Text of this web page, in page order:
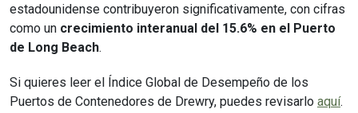
estadounidense contribuyeron significativamente, con cifras
como un crecimiento interanual del 15.6% en el Puerto
de Long Beach.
Si quieres leer el Índice Global de Desempeño de los
Puertos de Contenedores de Drewry, puedes revisarlo aquí.